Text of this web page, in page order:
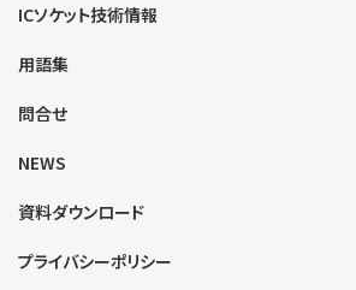
ICソケット技術情報
用語集
問合せ
NEWS
資料ダウンロード
プライバシーポリシー